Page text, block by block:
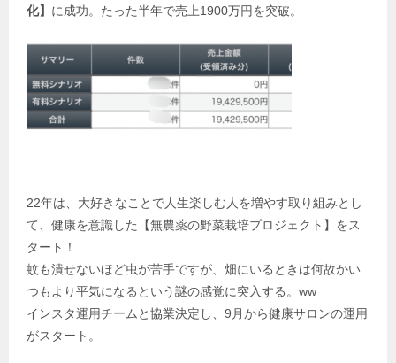
化】 に成功。たった半年で売上1900万円を突破。
22年は、大好きなことで人生楽しむ人を増やす取り組みとし
て、健康を意識した【無農薬の野菜栽培プロジェクト】をス
タート！
蚊も潰せないほど虫が苦手ですが、畑にいるときは何故かい
つもより平気になるという謎の感覚に突入する。ww
インスタ運用チームと協業決定し、9月から健康サロンの運用
がスタート。